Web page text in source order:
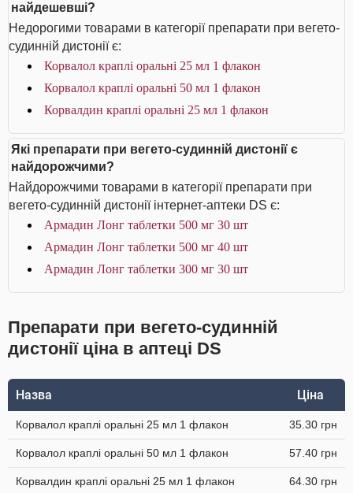
найдешевші?
Недорогими товарами в категорії препарати при вегето-
судинній дистонії є:
Корвалол краплі оральні 25 мл 1 флакон
Корвалол краплі оральні 50 мл 1 флакон
Корвалдин краплі оральні 25 мл 1 флакон
Які препарати при вегето-судинній дистонії є
найдорожчими?
Найдорожчими товарами в категорії препарати при
вегето-судинній дистонії інтернет-аптеки DS є:
Армадин Лонг таблетки 500 мг 30 шт
Армадин Лонг таблетки 500 мг 40 шт
Армадин Лонг таблетки 300 мг 30 шт
Препарати при вегето-судинній
дистонії ціна в аптеці DS
Назва Ціна
Корвалол краплі оральні 25 мл 1 флакон 35.30 грн
Корвалол краплі оральні 50 мл 1 флакон 57.40 грн
Корвалдин краплі оральні 25 мл 1 флакон 64.30 грн